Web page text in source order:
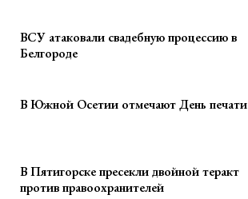
ВСУ атаковали свадебную процессию в
Белгороде
В Южной Осетии отмечают День печати
В Пятигорске пресекли двойной теракт
против правоохранителей